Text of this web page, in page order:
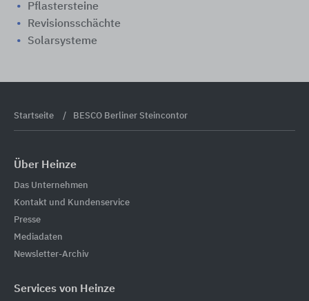
Pflastersteine
Revisionsschächte
Solarsysteme
Startseite BESCO Berliner Steincontor
Über Heinze
Das Unternehmen
Kontakt und Kundenservice
Presse
Mediadaten
Newsletter-Archiv
Services von Heinze